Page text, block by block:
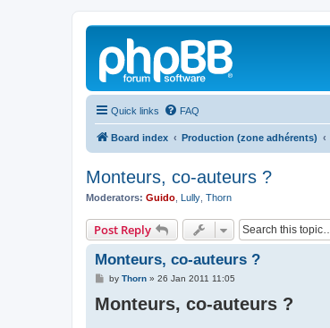
Quick links FAQ
Board index Production (zone adhérents)
Monteurs, co-auteurs ?
Moderators: Guido Lully Thorn
Post Reply
Monteurs, co-auteurs ?
P
s
t
by Thorn» 26 Jan 2011 11:05
Monteurs, co-auteurs ?